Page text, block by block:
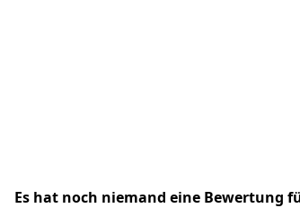
Es hat noch niemand eine Bewertung